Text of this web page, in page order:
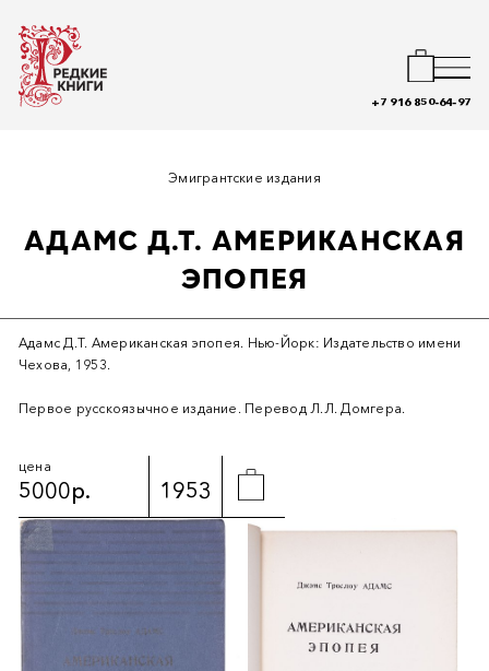
+7 916 850-64-97
Эмигрантские издания
АДАМС Д.Т. АМЕРИКАНСКАЯ
ЭПОПЕЯ
Адамс Д.Т. Американская эпопея. Нью-Йорк: Издательство имени
Чехова, 1953.
Первое русскоязычное издание. Перевод Л.Л. Домгера.
цена
5000р. 1953